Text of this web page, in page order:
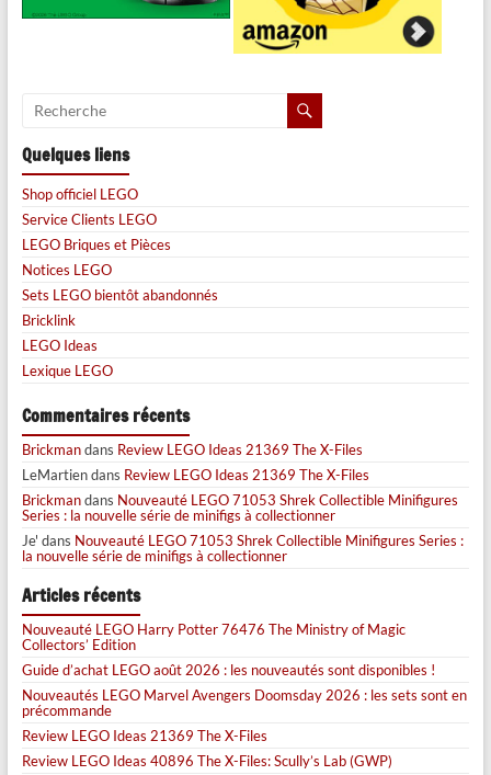
Quelques liens
Shop officiel LEGO
Service Clients LEGO
LEGO Briques et Pièces
Notices LEGO
Sets LEGO bientôt abandonnés
Bricklink
LEGO Ideas
Lexique LEGO
Commentaires récents
Brickmandans Review LEGO Ideas 21369 The X-Files
LeMartiendans Review LEGO Ideas 21369 The X-Files
Brickmandans Nouveauté LEGO 71053 Shrek Collectible Minifigures
Series : la nouvelle série de minifigs à collectionner
Je' dans Nouveauté LEGO 71053 Shrek Collectible Minifigures Series :
la nouvelle série de minifigs à collectionner
Articles récents
Nouveauté LEGO Harry Potter 76476 The Ministry of Magic
Collectors’ Edition
Guide d’achat LEGO août 2026 : les nouveautés sont disponibles !
Nouveautés LEGO Marvel Avengers Doomsday 2026 : les sets sont en
précommande
Review LEGO Ideas 21369 The X-Files
Review LEGO Ideas 40896 The X-Files: Scully’s Lab (GWP)